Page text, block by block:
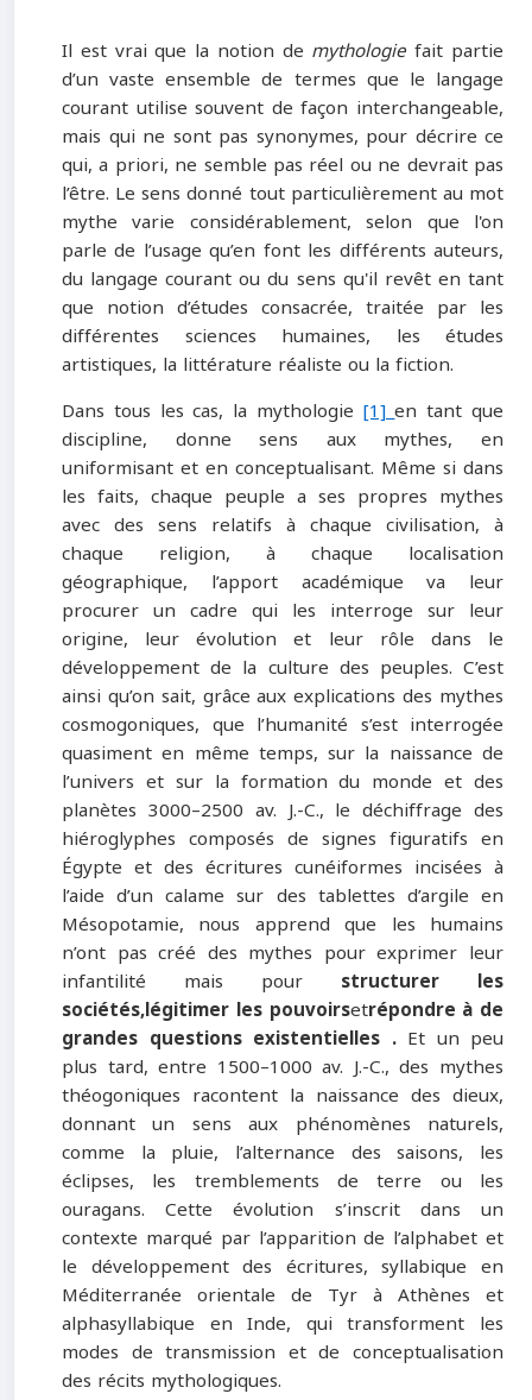
Il est vrai que la notion de mythologie fait partie
d’un vaste ensemble de termes que le langage
courant utilise souvent de façon interchangeable,
mais qui ne sont pas synonymes, pour décrire ce
qui, a priori, ne semble pas réel ou ne devrait pas
l’être. Le sens donné tout particulièrement au mot
mythe varie considérablement, selon que l'on
parle de l’usage qu’en font les différents auteurs,
du langage courant ou du sens qu'il revêt en tant
que notion d’études consacrée, traitée par les
différentes sciences humaines, les études
artistiques, la littérature réaliste ou la fiction.
Dans tous les cas, la mythologie [1]en tant que
discipline, donne sens aux mythes, en
uniformisant et en conceptualisant. Même si dans
les faits, chaque peuple a ses propres mythes
avec des sens relatifs à chaque civilisation, à
chaque religion, à chaque localisation
géographique, l’apport académique va leur
procurer un cadre qui les interroge sur leur
origine, leur évolution et leur rôle dans le
développement de la culture des peuples. C’est
ainsi qu’on sait, grâce aux explications des mythes
cosmogoniques, que l’humanité s’est interrogée
quasiment en même temps, sur la naissance de
l’univers et sur la formation du monde et des
planètes 3000–2500 av. J.-C., le déchiffrage des
hiéroglyphes composés de signes figuratifs en
Égypte et des écritures cunéiformes incisées à
l’aide d’un calame sur des tablettes d’argile en
Mésopotamie, nous apprend que les humains
n’ont pas créé des mythes pour exprimer leur
infantilité mais pour structurer les
sociétés,légitimer les pouvoirsetrépondre à de
grandes questions existentielles .Et un peu
plus tard, entre 1500–1000 av. J.-C., des mythes
théogoniques racontent la naissance des dieux,
donnant un sens aux phénomènes naturels,
comme la pluie, l’alternance des saisons, les
éclipses, les tremblements de terre ou les
ouragans. Cette évolution s’inscrit dans un
contexte marqué par l’apparition de l’alphabet et
le développement des écritures, syllabique en
Méditerranée orientale de Tyr à Athènes et
alphasyllabique en Inde, qui transforment les
modes de transmission et de conceptualisation
des récits mythologiques.